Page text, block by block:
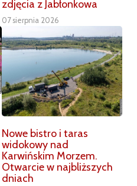
zdjęcia z Jabłonkowa
07 sierpnia 2026
Nowe bistro i taras
widokowy nad
Karwińskim Morzem.
Otwarcie w najbliższych
dniach